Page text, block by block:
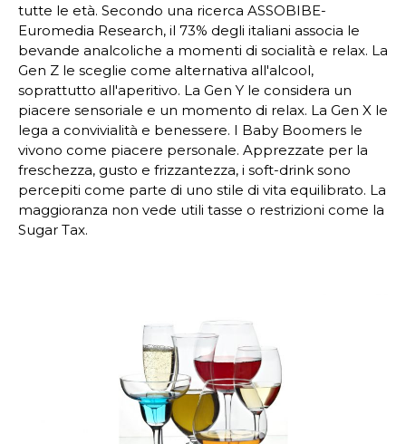
tutte le età. Secondo una ricerca ASSOBIBE-
Euromedia Research, il 73% degli italiani associa le
bevande analcoliche a momenti di socialità e relax. La
Gen Z le sceglie come alternativa all'alcool,
soprattutto all'aperitivo. La Gen Y le considera un
piacere sensoriale e un momento di relax. La Gen X le
lega a convivialità e benessere. I Baby Boomers le
vivono come piacere personale. Apprezzate per la
freschezza, gusto e frizzantezza, i soft-drink sono
percepiti come parte di uno stile di vita equilibrato. La
maggioranza non vede utili tasse o restrizioni come la
Sugar Tax.